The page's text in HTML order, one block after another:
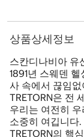
상품상세정보
스칸디나비아 유
1891년 스웨덴
사 속에서 끊임
TRETORN은 전
우리는 여전히
소중히 여깁니다
TRETORN의 핵